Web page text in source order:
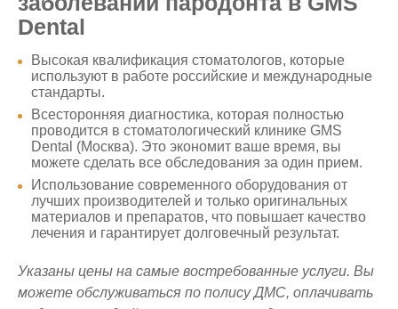
Dental
Высокая квалификация стоматологов, которые
используют в работе российские и международные
стандарты.
Всесторонняя диагностика, которая полностью
проводится в стоматологический клинике GMS
Dental (Москва). Это экономит ваше время, вы
можете сделать все обследования за один прием.
Использование современного оборудования от
лучших производителей и только оригинальных
материалов и препаратов, что повышает качество
лечения и гарантирует долговечный результат.
Указаны цены на самые востребованные услуги. Вы
можете обслуживаться по полису ДМС, оплачивать